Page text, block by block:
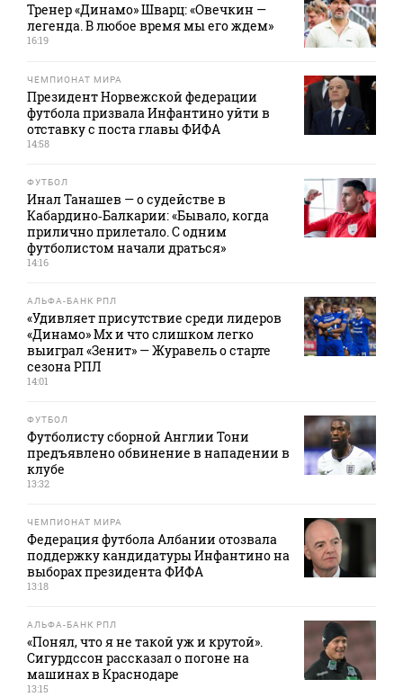
Тренер «Динамо» Шварц: «Овечкин —
легенда. В любое время мы его ждем»
16:19
ЧЕМПИОНАТ МИРА
Президент Норвежской федерации
футбола призвала Инфантино уйти в
отставку с поста главы ФИФА
14:58
ФУТБОЛ
Инал Танашев — о судействе в
Кабардино‑Балкарии: «Бывало, когда
прилично прилетало. С одним
футболистом начали драться»
14:16
АЛЬФА-БАНК РПЛ
«Удивляет присутствие среди лидеров
«Динамо» Мх и что слишком легко
выиграл «Зенит» — Журавель о старте
сезона РПЛ
14:01
ФУТБОЛ
Футболисту сборной Англии Тони
предъявлено обвинение в нападении в
клубе
13:32
ЧЕМПИОНАТ МИРА
Федерация футбола Албании отозвала
поддержку кандидатуры Инфантино на
выборах президента ФИФА
13:18
АЛЬФА-БАНК РПЛ
«Понял, что я не такой уж и крутой».
Сигурдссон рассказал о погоне на
машинах в Краснодаре
13:15